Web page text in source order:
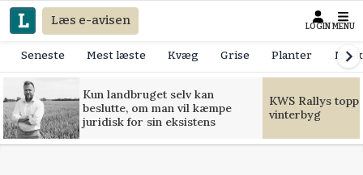
Læs e-avisen LOGIN MENU
Seneste Mest læste Kvæg Grise Planter
Kun landbruget selv kan
beslutte, om man vil kæmpe
juridisk for sin eksistens
KWS Rallys
vinterbyg